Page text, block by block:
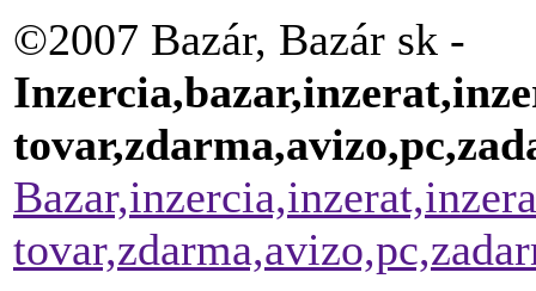
©2007 Bazár, Bazár sk -